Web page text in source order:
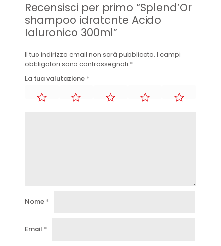
Recensisci per primo “Splend’Or
shampoo idratante Acido
Ialuronico 300ml”
Il tuo indirizzo email non sarà pubblicato. I campi
obbligatori sono contrassegnati *
La tua valutazione *
Nome *
Email *